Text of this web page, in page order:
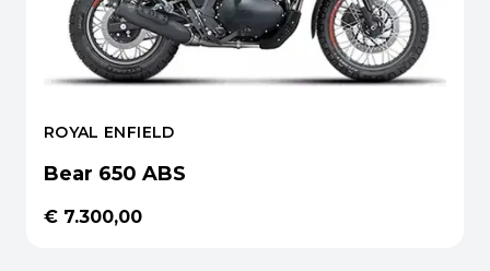
ROYAL ENFIELD
Bear 650 ABS
€ 7.300,00